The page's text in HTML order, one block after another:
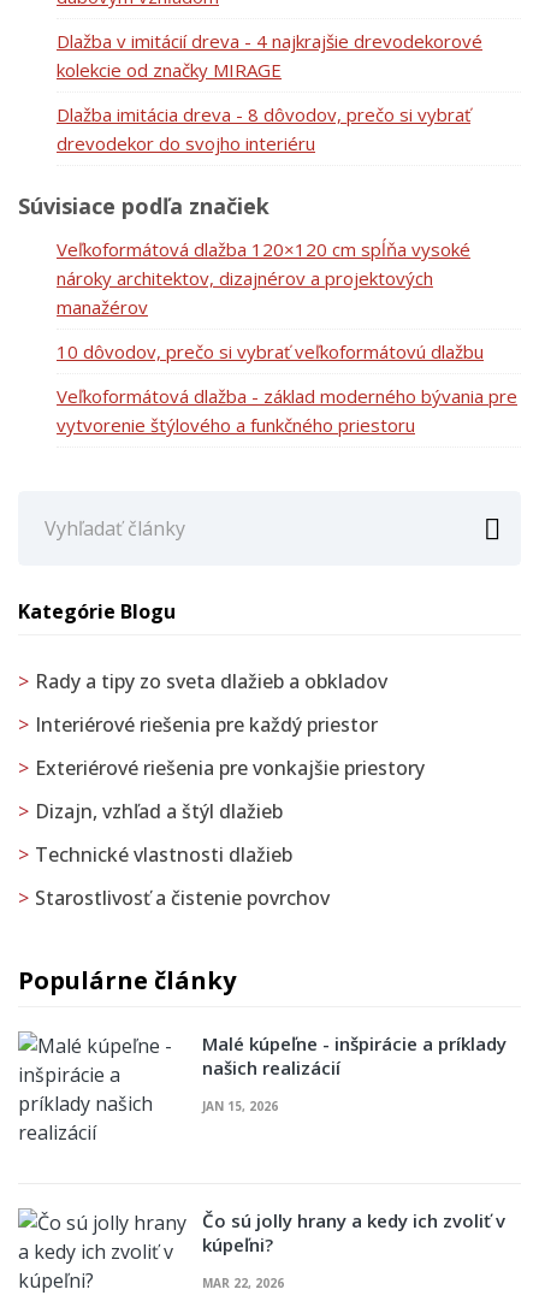
Dlažba v imitácií dreva - 4 najkrajšie drevodekorové
kolekcie od značky MIRAGE
Dlažba imitácia dreva - 8 dôvodov, prečo si vybrať
drevodekor do svojho interiéru
Súvisiace podľa značiek
Veľkoformátová dlažba 120×120 cm spĺňa vysoké
nároky architektov, dizajnérov a projektových
manažérov
10 dôvodov, prečo si vybrať veľkoformátovú dlažbu
Veľkoformátová dlažba - základ moderného bývania pre
vytvorenie štýlového a funkčného priestoru

Kategórie Blogu
Rady a tipy zo sveta dlažieb a obkladov
Interiérové riešenia pre každý priestor
Exteriérové riešenia pre vonkajšie priestory
Dizajn, vzhľad a štýl dlažieb
Technické vlastnosti dlažieb
Starostlivosť a čistenie povrchov
Populárne články
Malé kúpeľne - inšpirácie a príklady
našich realizácií
JAN 15, 2026
Čo sú jolly hrany a kedy ich zvoliť v
kúpeľni?
MAR 22, 2026